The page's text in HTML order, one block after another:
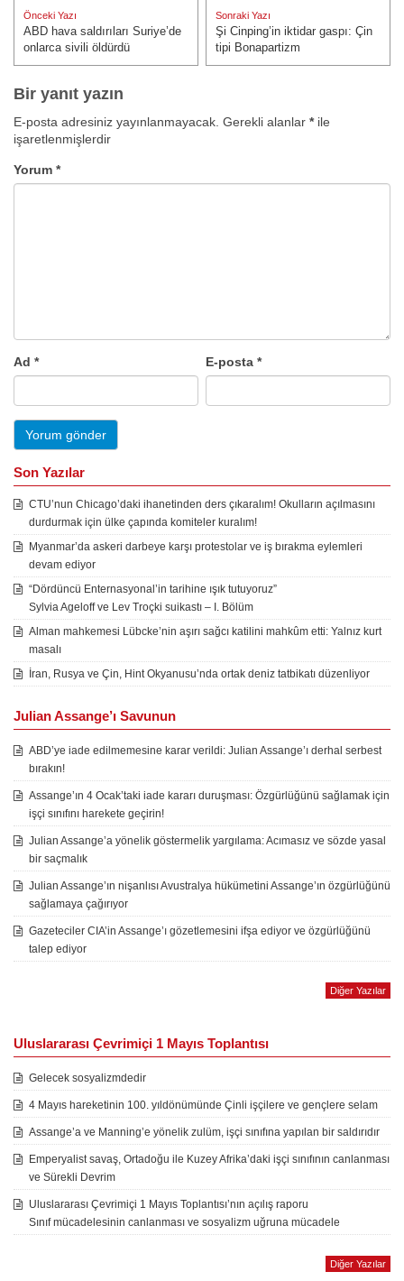
Yazı
gezinmesi
Önceki Yazı
Önceki Yazı:
ABD hava saldırıları Suriye’de
onlarca sivili öldürdü
Sonraki Yazı
Sonraki Yazı:
Şi Cinping’in iktidar gaspı: Çin
tipi Bonapartizm
Bir yanıt yazın
E-posta adresiniz yayınlanmayacak. Gerekli alanlar *ile
işaretlenmişlerdir
Yorum *
Ad * E-posta*
Son Yazılar
CTU’nun Chicago’daki ihanetinden ders çıkaralım! Okulların açılmasını
durdurmak için ülke çapında komiteler kuralım!
Myanmar’da askeri darbeye karşı protestolar ve iş bırakma eylemleri
devam ediyor
“Dördüncü Enternasyonal’in tarihine ışık tutuyoruz”
Sylvia Ageloff ve Lev Troçki suikastı – I. Bölüm
Alman mahkemesi Lübcke’nin aşırı sağcı katilini mahkûm etti: Yalnız kurt
masalı
İran, Rusya ve Çin, Hint Okyanusu’nda ortak deniz tatbikatı düzenliyor
Julian Assange’ı Savunun
ABD’ye iade edilmemesine karar verildi: Julian Assange’ı derhal serbest
bırakın!
Assange’ın 4 Ocak’taki iade kararı duruşması: Özgürlüğünü sağlamak için
işçi sınıfını harekete geçirin!
Julian Assange’a yönelik göstermelik yargılama: Acımasız ve sözde yasal
bir saçmalık
Julian Assange’ın nişanlısı Avustralya hükümetini Assange’ın özgürlüğünü
sağlamaya çağırıyor
Gazeteciler CIA’in Assange’ı gözetlemesini ifşa ediyor ve özgürlüğünü
talep ediyor
Diğer Yazılar
Uluslararası Çevrimiçi 1 Mayıs Toplantısı
Gelecek sosyalizmdedir
4 Mayıs hareketinin 100. yıldönümünde Çinli işçilere ve gençlere selam
Assange’a ve Manning’e yönelik zulüm, işçi sınıfına yapılan bir saldırıdır
Emperyalist savaş, Ortadoğu ile Kuzey Afrika’daki işçi sınıfının canlanması
ve Sürekli Devrim
Uluslararası Çevrimiçi 1 Mayıs Toplantısı’nın açılış raporu
Sınıf mücadelesinin canlanması ve sosyalizm uğruna mücadele
Diğer Yazılar